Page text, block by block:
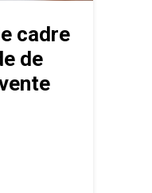
cadre
de